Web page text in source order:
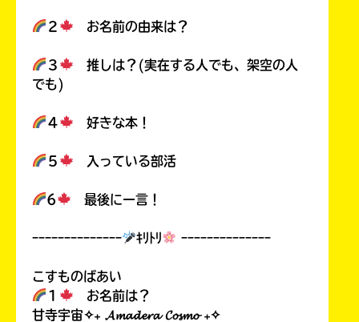
２ お名前の由来は？
３
推しは？(実在する人でも、架空の人
でも)
４ 好きな本！
５ 入っている部活
6 最後に一言！
ｰｰｰｰｰｰｰｰｰｰｰｰｰｰ ｷﾘﾄﾘ ｰｰｰｰｰｰｰｰｰｰｰｰｰｰ
こすものばあい
１
お名前は？
甘寺宇宙✧₊ 𝓐𝓶𝓪𝓭𝓮𝓻𝓪 𝓒𝓸𝓼𝓶𝓸 ₊✧